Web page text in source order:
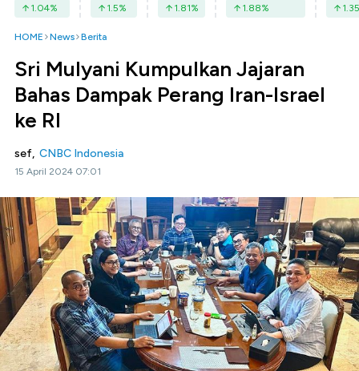
1.04% 1.5% 1.81% 1.88% 1.35
HOME News Berita
Sri Mulyani Kumpulkan Jajaran
Bahas Dampak Perang Iran-Israel
ke RI
sef, CNBC Indonesia
15 April 2024 07:01